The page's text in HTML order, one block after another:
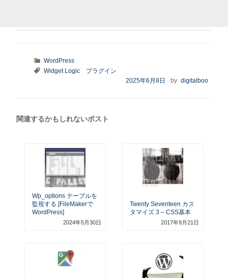
カ
テ
WordPress
タ
Widget Logic
プラグイン
投
2025年6月8日 by digitalboo
関連するかもしれないポスト
Wp_options テーブルを
監視する [FileMakerで
WordPress]
2024年5月30日
Twenty Seventeen カス
タマイズ 3 – CSS基本
2017年9月21日